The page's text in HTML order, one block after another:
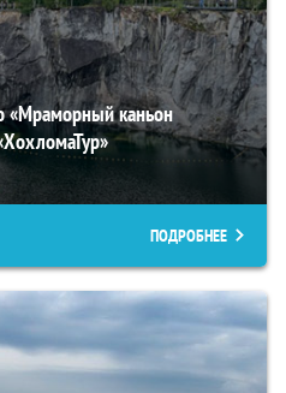
«Мраморный каньон
ПОДРОБНЕЕ